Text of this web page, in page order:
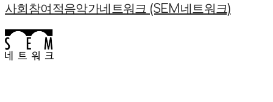
사회참여적음악가네트워크 (SEM네트워크)